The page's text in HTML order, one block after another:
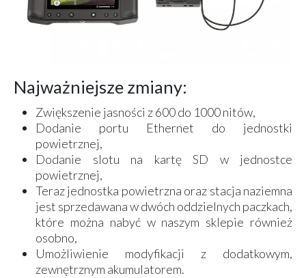
Najważniejsze zmiany:
Zwiększenie jasności z 600 do 1000 nitów,
Dodanie portu Ethernet do jednostki
powietrznej,
Dodanie slotu na kartę SD w jednostce
powietrznej,
Teraz jednostka powietrzna oraz stacja naziemna
jest sprzedawana w dwóch oddzielnych paczkach,
które można nabyć w naszym sklepie również
osobno,
Umożliwienie modyfikacji z dodatkowym,
zewnętrznym akumulatorem.